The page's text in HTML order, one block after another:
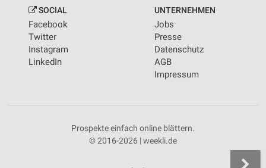
SOCIAL
Facebook
Twitter
Instagram
LinkedIn
UNTERNEHMEN
Jobs
Presse
Datenschutz
AGB
Impressum
Prospekte einfach online blättern.
© 2016-2026 | weekli.de
Analyse von Zielgruppen durch Statistiken oder
Kombinationen von Daten aus verschiedenen
Quellen
Entwicklung und Verbesserung der Angebote
Verwendung genauer Standortdaten